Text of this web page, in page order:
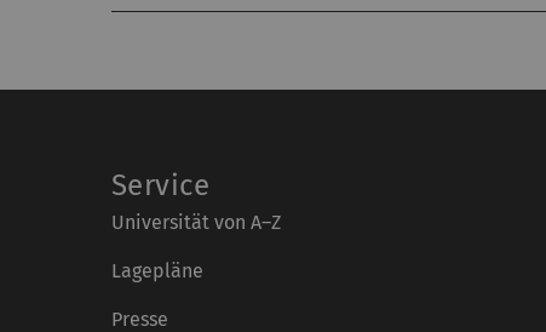
Service
Universität von A–Z
Lagepläne
Presse